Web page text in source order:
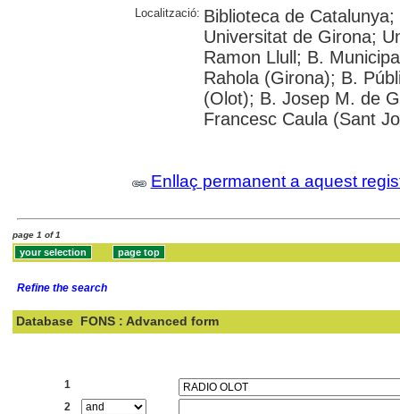
Localització: Biblioteca de
Universitat de Girona;
Ramon Llull; B.
Rahola (Girona); B.
(Olot); B. Josep M. de
Francesc Caula (Sant
Enllaç permanent a aquest
page 1 of 1
Refine the search
Database FONS : Advanced form
1
2